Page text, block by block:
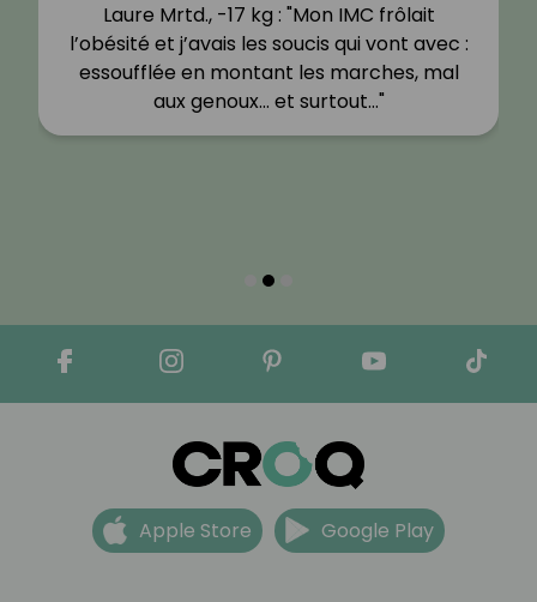
Laure Mrtd., -17 kg : "Mon IMC frôlait
l’obésité et j’avais les soucis qui vont avec :
essoufflée en montant les marches, mal
aux genoux… et surtout…"
Apple Store Google Play